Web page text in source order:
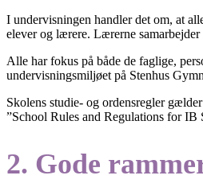
I undervisningen handler det om, at
elever og lærere. Lærerne
Alle har fokus på både de faglige,
undervisningsmiljøet på Stenhus
Skolens studie- og ordensregler
”School Rules and Regulations for IB
2. Gode